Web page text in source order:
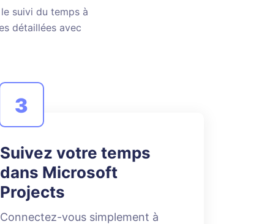
suivi du temps à
détaillées avec
3
Suivez votre temps
dans Microsoft
Projects
Connectez-vous simplement à